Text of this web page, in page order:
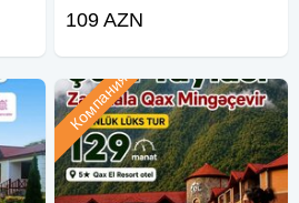
109 AZN
Компания